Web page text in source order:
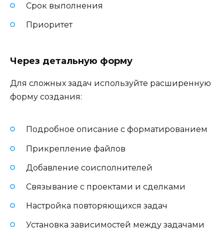
Срок выполнения
Приоритет
Через детальную форму
Для сложных задач используйте расширенную
форму создания:
Подробное описание с форматированием
Прикрепление файлов
Добавление соисполнителей
Связывание с проектами и сделками
Настройка повторяющихся задач
Установка зависимостей между задачами